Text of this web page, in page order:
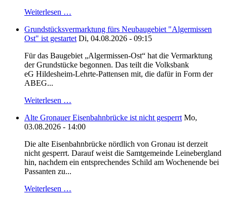
Weiterlesen …
Grundstücksvermarktung fürs Neubaugebiet "Algermissen
Ost" ist gestartet Di, 04.08.2026 - 09:15
Für das Baugebiet „Algermissen-Ost“ hat die Vermarktung
der Grundstücke begonnen. Das teilt die Volksbank
eG Hildesheim-Lehrte-Pattensen mit, die dafür in Form der
ABEG...
Weiterlesen …
Alte Gronauer Eisenbahnbrücke ist nicht gesperrt Mo,
03.08.2026 - 14:00
Die alte Eisenbahnbrücke nördlich von Gronau ist derzeit
nicht gesperrt. Darauf weist die Samtgemeinde Leinebergland
hin, nachdem ein entsprechendes Schild am Wochenende bei
Passanten zu...
Weiterlesen …